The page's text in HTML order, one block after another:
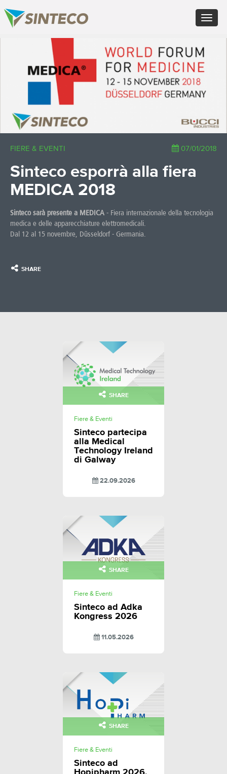
Toggle
PT - Português (PT)
RU - Русский
PL - Język polski
ZH - 汉语
JA - 日本語
FIERE & EVENTI 07/01/2018
Sinteco esporrà alla fiera
MEDICA 2018
Sinteco sarà presente a MEDICA - Fiera internazionale della tecnologia
medica e delle apparecchiature elettromedicali.
Dal 12 al 15 novembre, Düsseldorf - Germania.
SHARE
SHARE
Fiere & Eventi
Sinteco partecipa
alla Medical
Technology Ireland
di Galway
22.09.2026
SHARE
Fiere & Eventi
Sinteco ad Adka
Kongress 2026
11.05.2026
SHARE
Fiere & Eventi
Sinteco ad